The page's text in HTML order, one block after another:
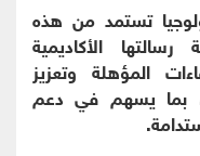
تستمد من هذه
الأكاديمية
المؤهلة وتعزيز
بما يسهم في دعم